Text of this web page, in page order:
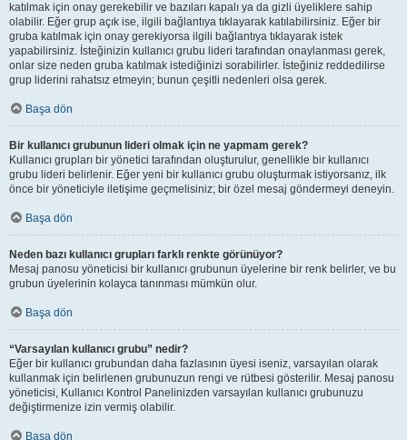
katılmak için onay gerekebilir ve bazıları kapalı ya da gizli üyeliklere sahip
olabilir. Eğer grup açık ise, ilgili bağlantıya tıklayarak katılabilirsiniz. Eğer bir
gruba katılmak için onay gerekiyorsa ilgili bağlantıya tıklayarak istek
yapabilirsiniz. İsteğinizin kullanıcı grubu lideri tarafından onaylanması gerek,
onlar size neden gruba katılmak istediğinizi sorabilirler. İsteğiniz reddedilirse
grup liderini rahatsız etmeyin; bunun çeşitli nedenleri olsa gerek.
Başa dön
Bir kullanıcı grubunun lideri olmak için ne yapmam gerek?
Kullanıcı grupları bir yönetici tarafından oluşturulur, genellikle bir kullanıcı
grubu lideri belirlenir. Eğer yeni bir kullanıcı grubu oluşturmak istiyorsanız, ilk
önce bir yöneticiyle iletişime geçmelisiniz; bir özel mesaj göndermeyi deneyin.
Başa dön
Neden bazı kullanıcı grupları farklı renkte görünüyor?
Mesaj panosu yöneticisi bir kullanıcı grubunun üyelerine bir renk belirler, ve bu
grubun üyelerinin kolayca tanınması mümkün olur.
Başa dön
“Varsayılan kullanıcı grubu” nedir?
Eğer bir kullanıcı grubundan daha fazlasının üyesi iseniz, varsayılan olarak
kullanmak için belirlenen grubunuzun rengi ve rütbesi gösterilir. Mesaj panosu
yöneticisi, Kullanıcı Kontrol Panelinizden varsayılan kullanıcı grubunuzu
değiştirmenize izin vermiş olabilir.
Başa dön